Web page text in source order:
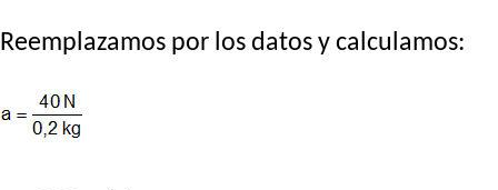
Reemplazamos por los datos y calculamos: